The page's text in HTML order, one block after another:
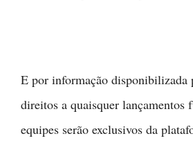
E por informação disponibilizada
direitos a quaisquer lançamentos
equipes serão exclusivos da